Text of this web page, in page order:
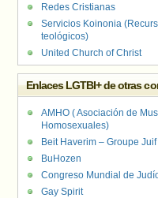
Redes Cristianas
Servicios Koinonia
teológicos)
United Church of Christ
Enlaces LGTBI+ de otras
AMHO ( Asociación de
Homosexuales)
Beit Haverim – Groupe
BuHozen
Congreso Mundial de
Gay Spirit